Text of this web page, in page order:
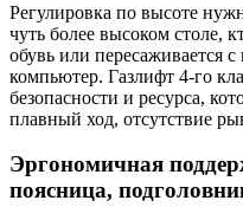
Регулировка по высоте
чуть более высоком столе,
обувь или пересаживается
компьютер. Газлифт 4-го
безопасности и ресурса,
плавный ход, отсутствие
Эргономичная
поясница,